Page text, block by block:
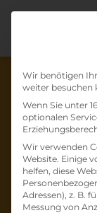
Die
besetzt!
Die
Wir benötigen
weiter besuchen
Wenn Sie unter
optionalen
Wir verwenden
Website. Einige
helfen, diese
Adressen), z. B.
Messung von